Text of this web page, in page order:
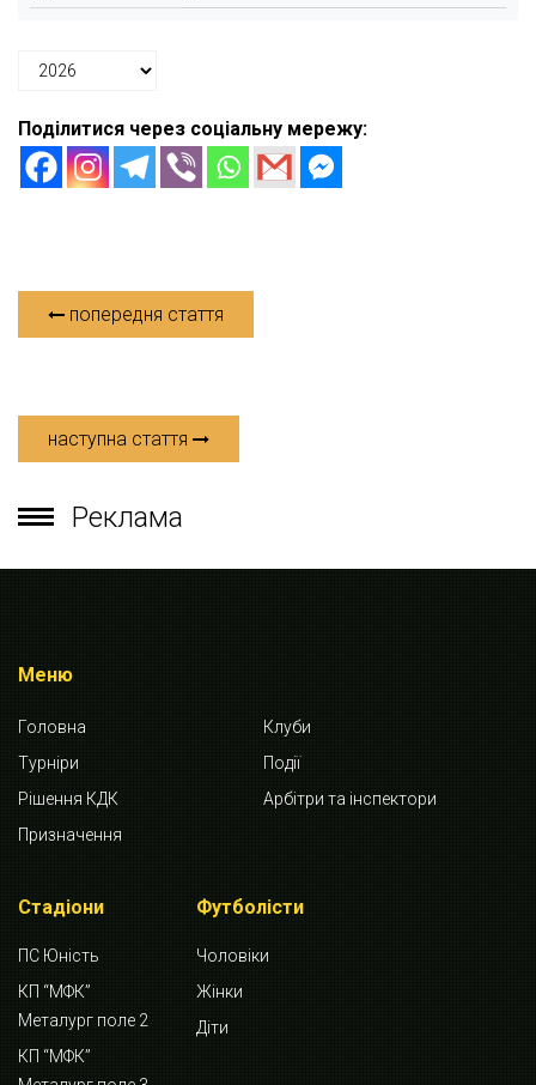
Поділитися через соціальну мережу:
попередня стаття
наступна стаття
Реклама
Меню
Головна
Клуби
Турніри
Події
Рішення КДК
Арбітри та інспектори
Призначення
Стадіони
ПС Юність
КП “МФК”
Металург поле 2
КП “МФК”
Футболісти
Чоловіки
Жінки
Діти